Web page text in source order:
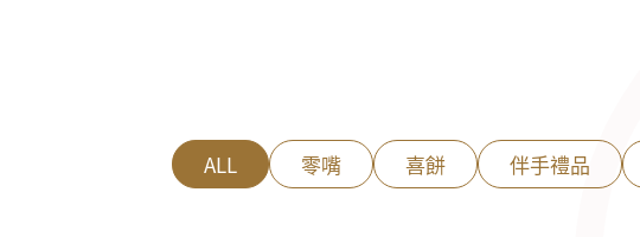
ALL 零嘴 喜餅 伴手禮品